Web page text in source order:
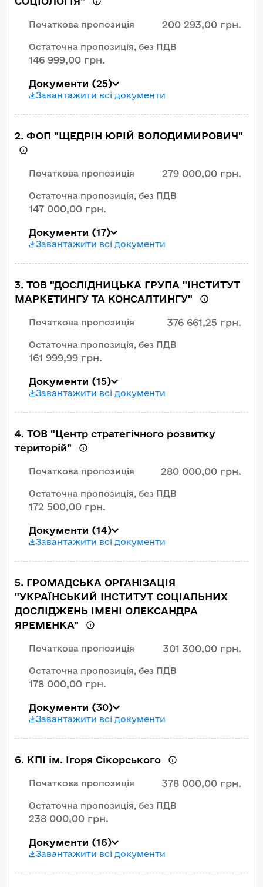
Початкова пропозиція 200 293,00 грн.
Остаточна пропозиція, без ПДВ
146 999,00 грн.
Документи (25)
Завантажити всі документи
2. ФОП "ЩЕДРІН ЮРІЙ ВОЛОДИМИРОВИЧ"
Початкова пропозиція 279 000,00 грн.
Остаточна пропозиція, без ПДВ
147 000,00 грн.
Документи (17)
Завантажити всі документи
3. ТОВ "ДОСЛІДНИЦЬКА ГРУПА "ІНСТИТУТ
МАРКЕТИНГУ ТА КОНСАЛТИНГУ"
Початкова пропозиція 376 661,25 грн.
Остаточна пропозиція, без ПДВ
161 999,99 грн.
Документи (15)
Завантажити всі документи
4. ТОВ "Центр стратегічного розвитку
територій"
Початкова пропозиція 280 000,00 грн.
Остаточна пропозиція, без ПДВ
172 500,00 грн.
Документи (14)
Завантажити всі документи
5. ГРОМАДСЬКА ОРГАНІЗАЦІЯ
"УКРАЇНСЬКИЙ ІНСТИТУТ СОЦІАЛЬНИХ
ДОСЛІДЖЕНЬ ІМЕНІ ОЛЕКСАНДРА
ЯРЕМЕНКА"
Початкова пропозиція 301 300,00 грн.
Остаточна пропозиція, без ПДВ
178 000,00 грн.
Документи (30)
Завантажити всі документи
6. КПІ ім. Ігоря Сікорського
Початкова пропозиція 378 000,00 грн.
Остаточна пропозиція, без ПДВ
238 000,00 грн.
Документи (16)
Завантажити всі документи